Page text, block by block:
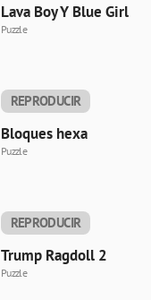
Lava Boy Y Blue Girl
Puzzle
REPRODUCIR
Bloques hexa
Puzzle
REPRODUCIR
Trump Ragdoll 2
Puzzle